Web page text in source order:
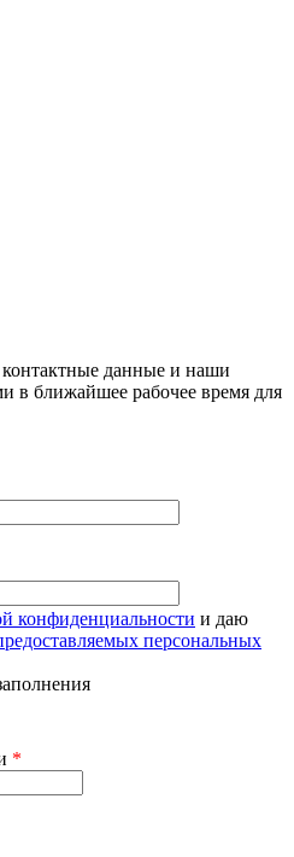
данные и наши
в ближайшее рабочее время для
конфиденциальности и даю
персональных
*